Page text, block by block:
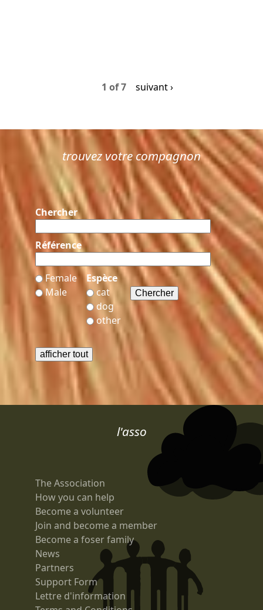
1 of 7 suivant ›
trouvez votre compagnon
Chercher
Référence
Female
Male
Espèce
cat
dog
other
l'asso
The Association
How you can help
Become a volunteer
Join and become a member
Become a foser family
News
Partners
Support Form
Lettre d'information